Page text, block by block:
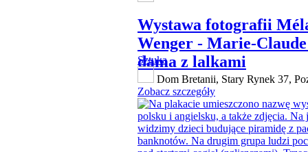
Wystawa fotografii
Wenger - Marie-
dama z lalkami
Sztuka
Dom Bretanii, Stary Rynek 37,
Zobacz szczegóły